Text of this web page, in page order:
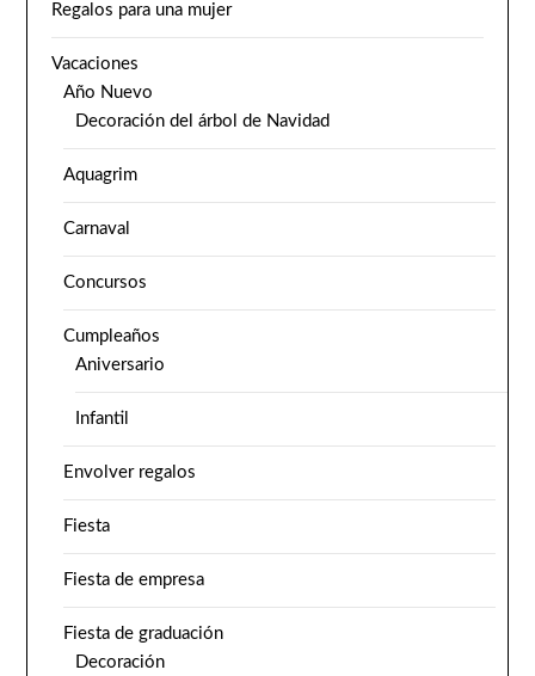
Regalos para una mujer
Vacaciones
Año Nuevo
Decoración del árbol de Navidad
Aquagrim
Carnaval
Concursos
Cumpleaños
Aniversario
Infantil
Envolver regalos
Fiesta
Fiesta de empresa
Fiesta de graduación
Decoración